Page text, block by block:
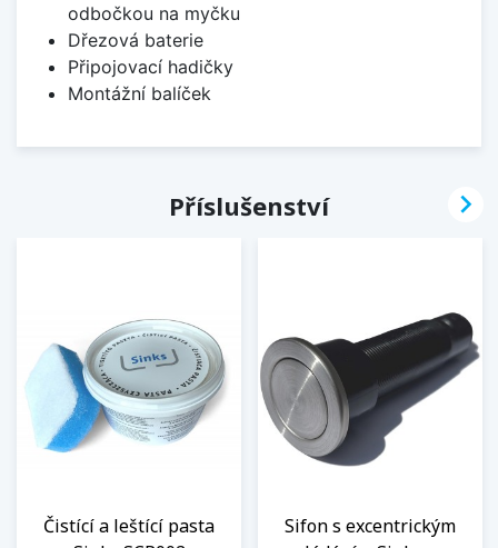
odbočkou na myčku
Dřezová baterie
Připojovací hadičky
Montážní balíček
Příslušenství
Čistící a leštící pasta
Sifon s excentrickým
